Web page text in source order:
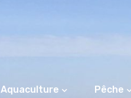
Aquaculture Pêche